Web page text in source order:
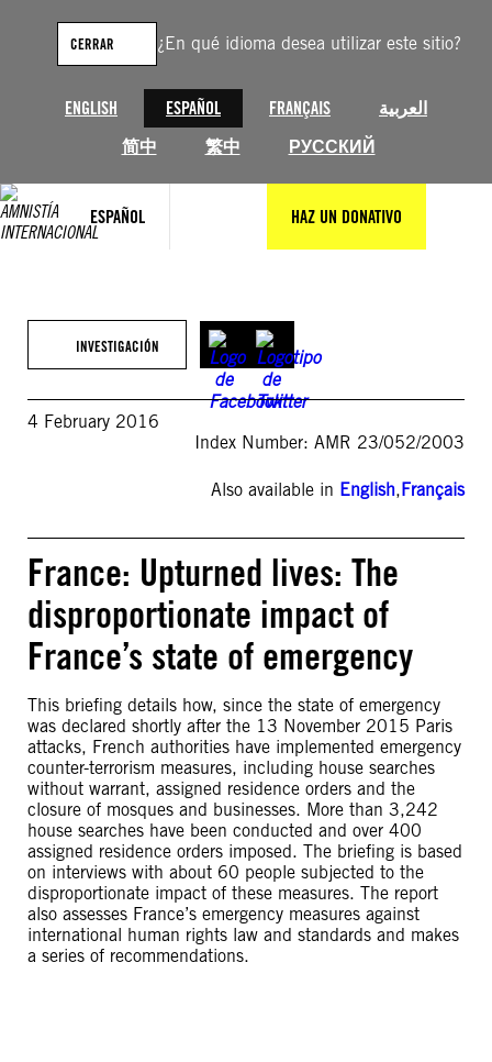
¿En qué idioma desea utilizar este sitio?
ENGLISH ESPAÑOL FRANÇAIS
العربية
简中
繁中 РУССКИЙ
CERRAR
ESPAÑOL HAZ UN DONATIVO
contenido
INVESTIGACIÓN
4 February 2016
Index Number: AMR 23/052/2003
Also available in English,Français
France: Upturned lives: The
disproportionate impact of
France’s state of emergency
This briefing details how, since the state of emergency
was declared shortly after the 13 November 2015 Paris
attacks, French authorities have implemented emergency
counter-terrorism measures, including house searches
without warrant, assigned residence orders and the
closure of mosques and businesses. More than 3,242
house searches have been conducted and over 400
assigned residence orders imposed. The briefing is based
on interviews with about 60 people subjected to the
disproportionate impact of these measures. The report
also assesses France’s emergency measures against
international human rights law and standards and makes
a series of recommendations.